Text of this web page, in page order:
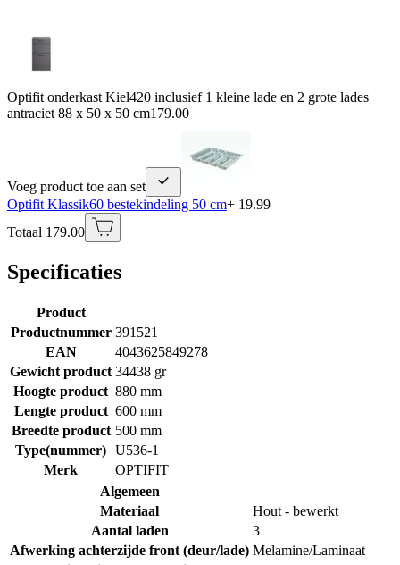
Optifit onderkast Kiel420 inclusief 1 kleine lade en 2 grote lades
antraciet 88 x 50 x 50 cm179.00
Voeg product toe aan set
Optifit Klassik60 bestekindeling 50 cm+ 19.99
Totaal 179.00
Specificaties
Product
Productnummer 391521
EAN
4043625849278
Gewicht product 34438 gr
Hoogte product 880 mm
Lengte product 600 mm
Breedte product 500 mm
Type(nummer) U536-1
Merk
OPTIFIT
Algemeen
Materiaal
Hout - bewerkt
Aantal laden
3
Afwerking achterzijde front (deur/lade) Melamine/Laminaat